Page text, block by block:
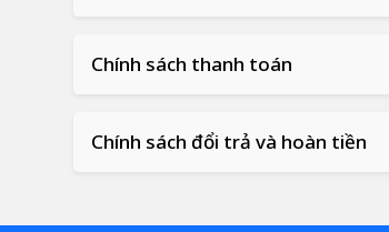
Chính sách thanh toán
Chính sách đổi trả và hoàn tiền